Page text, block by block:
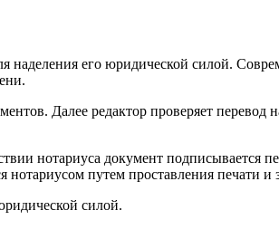
наделения его юридической силой.
Далее редактор проверяет
нотариуса документ подписывается
путем проставления печати
силой.